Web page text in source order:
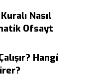
Nasıl
Ofsayt
Hangi